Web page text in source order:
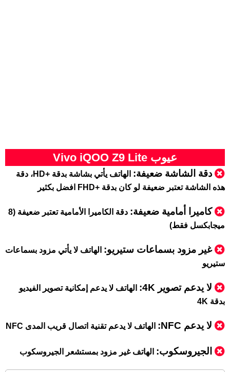
عيوب Vivo iQOO Z9 Lite
دقة الشاشة ضعيفة:
الهاتف يأتي بشاشة بدقة +HD، دقة
هذه الشاشة تعتبر ضعيفة لو كان بدقة +FHD افضل بكثير
كاميرا أمامية ضعيفة:
دقة الكاميرا الأمامية تعتبر ضعيفة (8
ميجابكسل فقط)
غير مزود بسماعات ستيريو: الهاتف لا يأتي مزود بسماعات
ستيريو
لا يدعم تصوير 4K:
الهاتف لا يدعم إمكانية تصوير الفيديو
بدقة 4K
لا يدعم NFC: الهاتف لا يدعم تقنية اتصال قريب المدى NFC
الجيروسكوب: الهاتف غير مزود بمستشعر الجيروسكوب